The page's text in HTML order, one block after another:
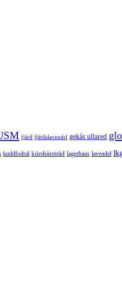
fjäril fjärilslavendel gekås ullared
kuddfodral körsbärsträd lagerhaus lavendel